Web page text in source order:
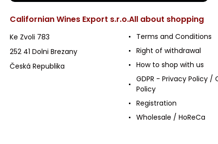
Californian Wines Export s.r.o.
Ke Zvoli 783
252 41 Dolni Brezany
Česká Republika
All about shopping
Terms and Conditions
Right of withdrawal
How to shop with us
GDPR - Privacy Policy /
Policy
Registration
Wholesale / HoReCa